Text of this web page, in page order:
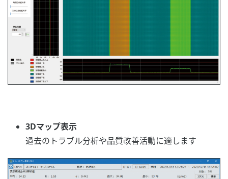
3Dマップ表示
過去のトラブル分析や品質改善活動に適します